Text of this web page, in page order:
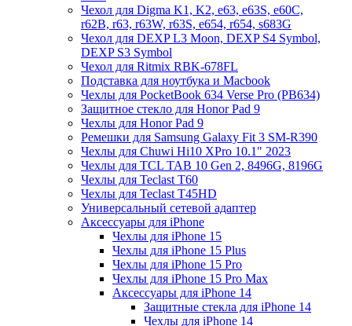
Чехол для Digma K1, K2, e63, e63S, e60C,
r62B, r63, r63W, r63S, e654, r654, s683G
Чехол для DEXP L3 Moon, DEXP S4 Symbol,
DEXP S3 Symbol
Чехол для Ritmix RBK-678FL
Подставка для ноутбука и Macbook
Чехлы для PocketBook 634 Verse Pro (PB634)
Защитное стекло для Honor Pad 9
Чехлы для Honor Pad 9
Ремешки для Samsung Galaxy Fit 3 SM-R390
Чехлы для Chuwi Hi10 XPro 10.1" 2023
Чехлы для TCL TAB 10 Gen 2, 8496G, 8196G
Чехлы для Teclast T60
Чехлы для Teclast T45HD
Универсальный сетевой адаптер
Аксессуары для iPhone
Чехлы для iPhone 15
Чехлы для iPhone 15 Plus
Чехлы для iPhone 15 Pro
Чехлы для iPhone 15 Pro Max
Аксессуары для iPhone 14
Защитные стекла для iPhone 14
Чехлы для iPhone 14